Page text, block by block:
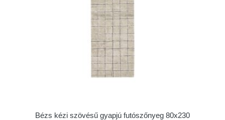
Bézs kézi szövésű gyapjú futószőnyeg 80x230